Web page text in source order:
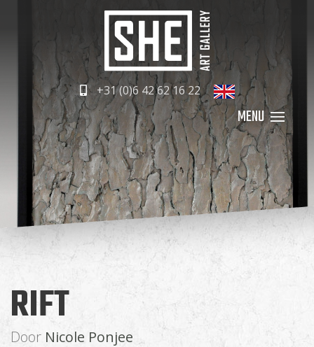
+31 (0)6 42 62 16 22
RIFT
Door Nicole Ponjee